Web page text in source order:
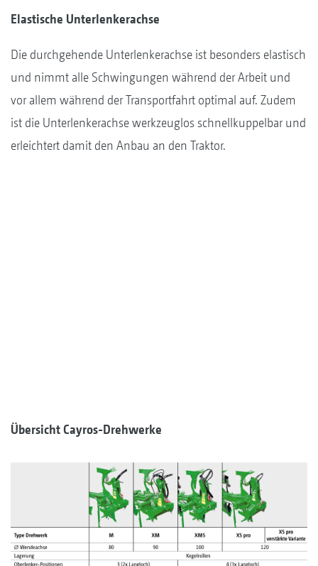
Elastische Unterlenkerachse
Die durchgehende Unterlenkerachse ist besonders elastisch
und nimmt alle Schwingungen während der Arbeit und
vor allem während der Transportfahrt optimal auf. Zudem
ist die Unterlenkerachse werkzeuglos schnellkuppelbar und
erleichtert damit den Anbau an den Traktor.
Übersicht Cayros-Drehwerke